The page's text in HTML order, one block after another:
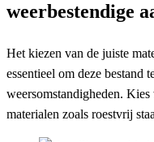
weerbestendige
Het kiezen van de juiste
essentieel om deze bestand
weersomstandigheden.
materialen zoals roestvrij